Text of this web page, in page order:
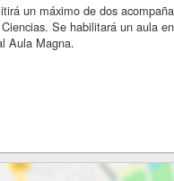
un máximo de dos
Se habilitará un aula
Aula Magna.